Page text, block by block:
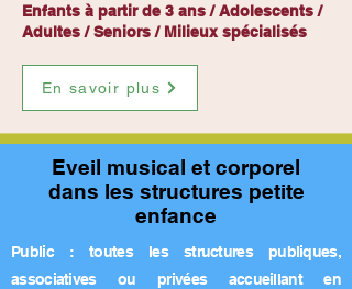
Enfants à partir de 3 ans / Adolescents /
Adultes / Seniors / Milieux spécialisés
En savoir plus
Eveil musical et corporel
dans les structures petite
enfance
Public : toutes les structures publiques,
associatives ou privées accueillant en